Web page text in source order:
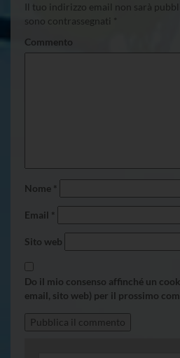
Il tuo indirizzo email non sarà
sono contrassegnati
Commento
Nome *
Email *
Sito web
Do il mio consenso affinché un
email, sito web) per il prossimo